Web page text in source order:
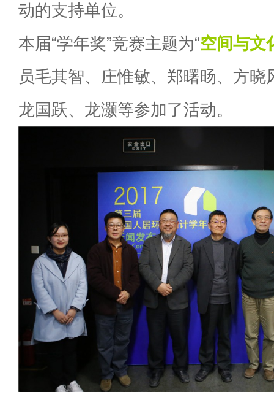
动的支持单位。
本届“学年奖”竞赛主题为“空间与文
员毛其智、庄惟敏、郑曙旸、方
龙国跃、龙灏等参加了活动。